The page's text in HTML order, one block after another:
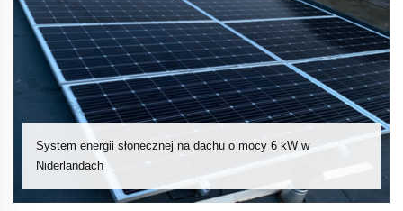
System energii słonecznej na dachu o mocy 6 kW w
Niderlandach